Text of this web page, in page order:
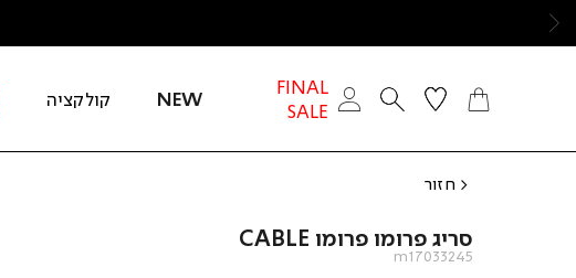
FINAL
SALE
NEW קולקציה
חזור
סריג פרומו פרומו CABLE
m17033245